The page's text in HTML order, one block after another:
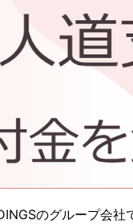
のグループ会